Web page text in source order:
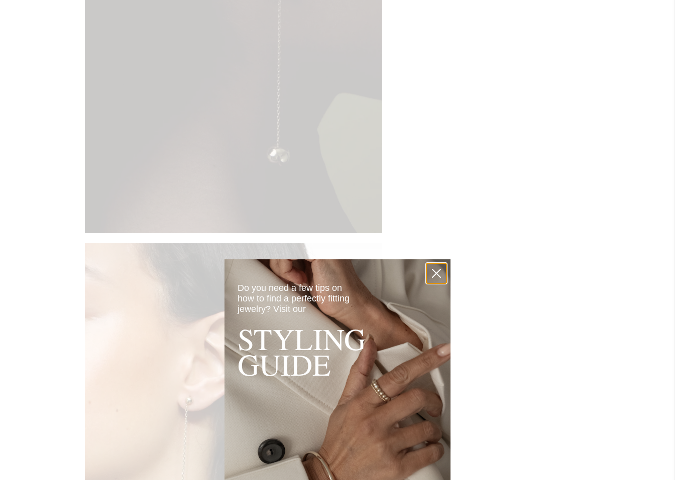
Do you need a few tips on
how to find a perfectly fitting
jewelry? Visit our
STYLING
GUIDE